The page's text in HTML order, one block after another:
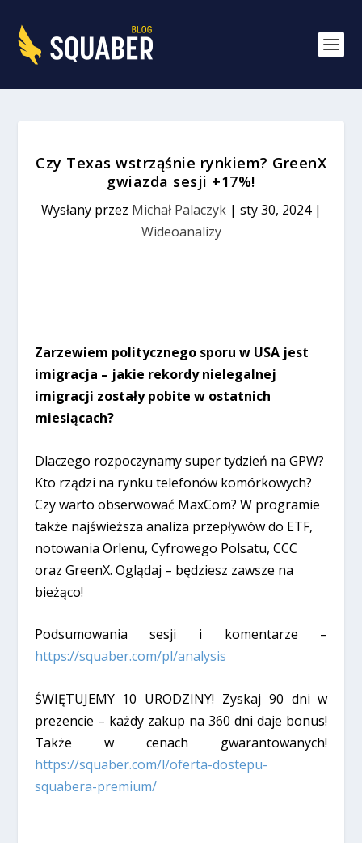
Czy Texas wstrząśnie rynkiem? GreenX
gwiazda sesji +17%!
Wysłany przez Michał Palaczyk| sty 30, 2024|
Wideoanalizy
Zarzewiem politycznego sporu w USA jest
imigracja – jakie rekordy nielegalnej
imigracji zostały pobite w ostatnich
miesiącach?
Dlaczego rozpoczynamy super tydzień na GPW?
Kto rządzi na rynku telefonów komórkowych?
Czy warto obserwować MaxCom? W programie
także najświeższa analiza przepływów do ETF,
notowania Orlenu, Cyfrowego Polsatu, CCC
oraz GreenX. Oglądaj – będziesz zawsze na
bieżąco!
Podsumowania sesji i komentarze –
https://squaber.com/pl/analysis
ŚWIĘTUJEMY 10 URODZINY! Zyskaj 90 dni w
prezencie – każdy zakup na 360 dni daje bonus!
Także w cenach gwarantowanych!
https://squaber.com/l/oferta-dostepu-
squabera-premium/